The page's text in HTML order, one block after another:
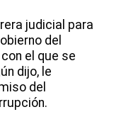
judicial para
del
el que se
dijo, le
del